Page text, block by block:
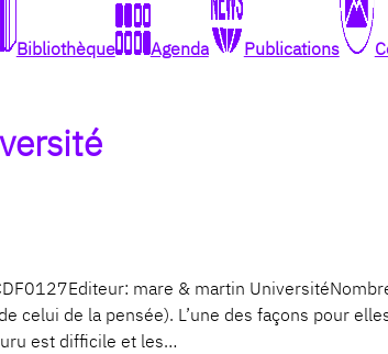
Bibliothèque Agenda Publications
mare & martin
celui de la pensée). L’une des façons pour
est difficile et les…